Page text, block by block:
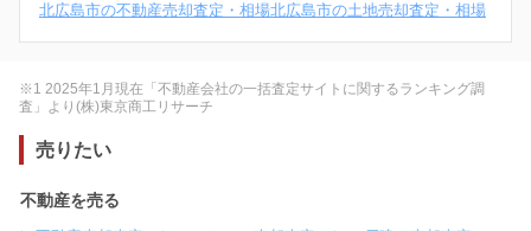
北広島市の不動産売却査定・相場北広島市の土地売却査定・相場
※1 2025年1月現在「不動産会社の一括査定サイトに関するランキング調
査」より(株)東京商工リサーチ
売りたい
不動産を売る